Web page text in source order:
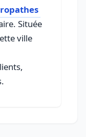
Située
ville